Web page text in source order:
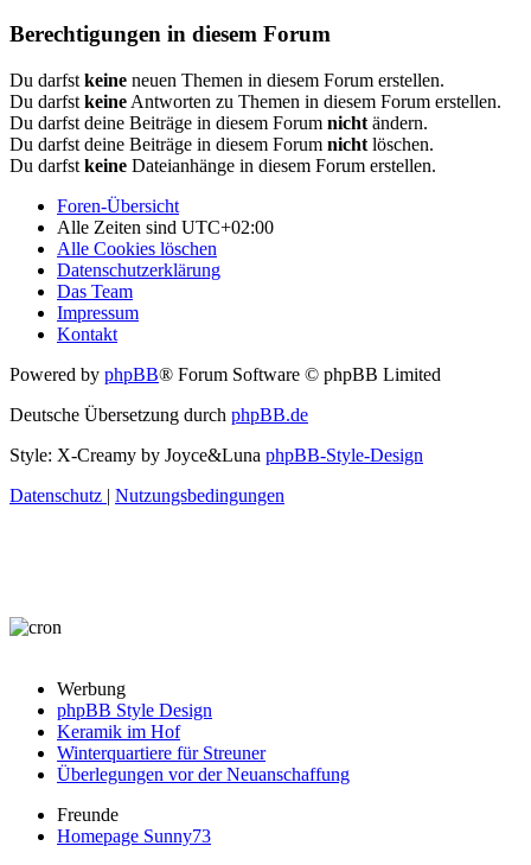
Berechtigungen in diesem Forum
Du darfst keine neuen Themen in diesem Forum erstellen.
Du darfst keine Antworten zu Themen in diesem Forum erstellen.
Du darfst deine Beiträge in diesem Forum nicht ändern.
Du darfst deine Beiträge in diesem Forum nicht löschen.
Du darfst keine Dateianhänge in diesem Forum erstellen.
Foren-Übersicht
Alle Zeiten sind UTC+02:00
Alle Cookies löschen
Datenschutzerklärung
Das Team
Impressum
Kontakt
Powered by phpBB® Forum Software © phpBB Limited
Deutsche Übersetzung durch phpBB.de
Style: X-Creamy by Joyce&Luna phpBB-Style-Design
Datenschutz | Nutzungsbedingungen
Werbung
phpBB Style Design
Keramik im Hof
Winterquartiere für Streuner
Überlegungen vor der Neuanschaffung
Freunde
Homepage Sunny73